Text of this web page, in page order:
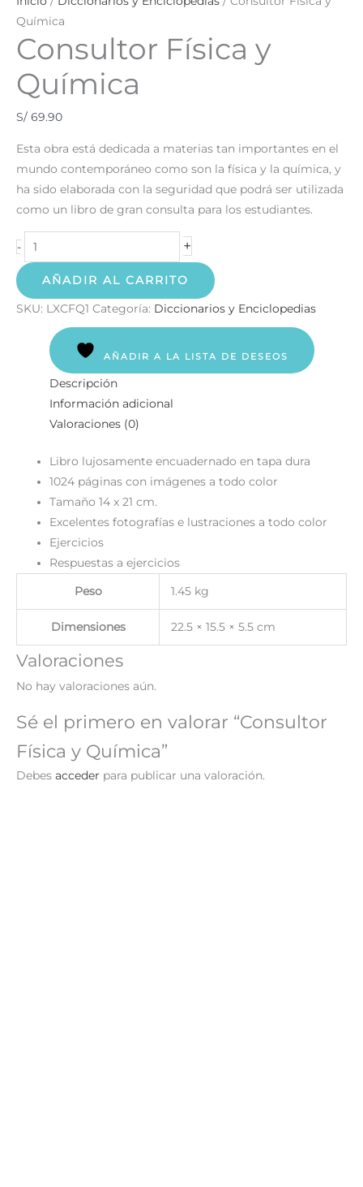
Química
Consultor Física y
Química
S/ 69.90
Esta obra está dedicada a materias tan importantes en el
mundo contemporáneo como son la física y la química, y
ha sido elaborada con la seguridad que podrá ser utilizada
como un libro de gran consulta para los estudiantes.
- +
AÑADIR AL CARRITO
SKU: LXCFQ1 Categoría: Diccionarios y Enciclopedias
AÑADIR A LA LISTA DE DESEOS
Descripción
Información adicional
Valoraciones (0)
Libro lujosamente encuadernado en tapa dura
1024 páginas con imágenes a todo color
Tamaño 14 x 21 cm.
Excelentes fotografías e lustraciones a todo color
Ejercicios
Respuestas a ejercicios
Peso 1.45 kg
Dimensiones 22.5 × 15.5 × 5.5 cm
Valoraciones
No hay valoraciones aún.
Sé el primero en valorar “Consultor
Física y Química”
Debes acceder para publicar una valoración.